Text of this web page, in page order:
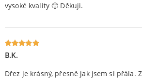
vysoké kvality 🙂 Děkuji.
Oceniony
B.K.
Dřez je krásný, přesně jak jsem si přála.